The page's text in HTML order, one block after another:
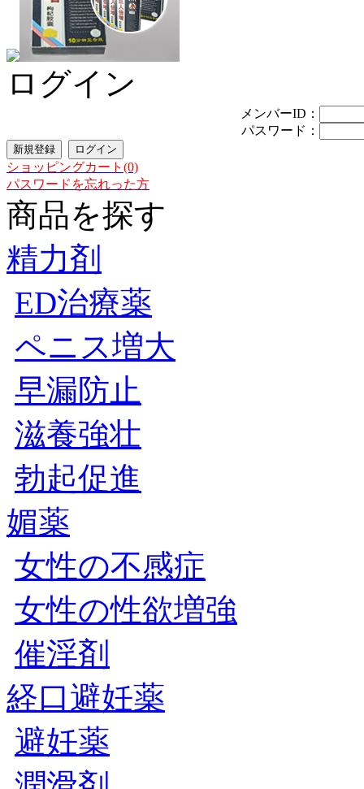
ログイン
メンバーID：
パスワード：
ショッピングカート(0)
パスワードを忘れった方
商品を探す
精力剤
ED治療薬
ペニス増大
早漏防止
滋養強壮
勃起促進
媚薬
女性の不感症
女性の性欲増強
催淫剤
経口避妊薬
避妊薬